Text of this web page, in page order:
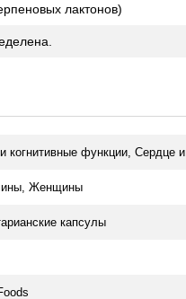
лактонов)
когнитивные функции, Сердце
Женщины
капсулы